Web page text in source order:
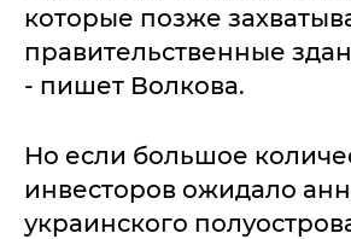
которые позже
правительственные
- пишет Волкова.
Но если большое
инвесторов ожидало
украинского